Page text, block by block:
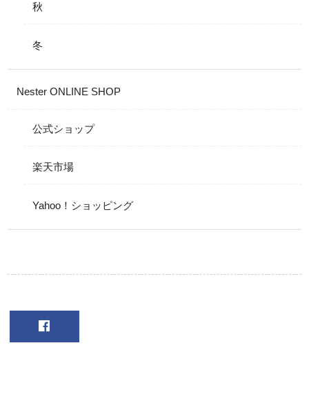
秋
冬
Nester ONLINE SHOP
公式ショップ
楽天市場
Yahoo！ショッピング